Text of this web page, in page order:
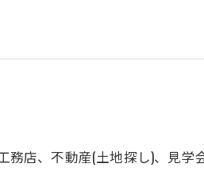
務店、不動産(土地探し)、見